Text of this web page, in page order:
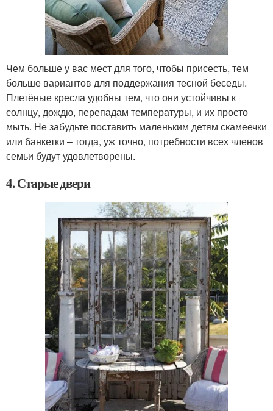
Чем больше у вас мест для того, чтобы присесть, тем
больше вариантов для поддержания тесной беседы.
Плетёные кресла удобны тем, что они устойчивы к
солнцу, дождю, перепадам температуры, и их просто
мыть. Не забудьте поставить маленьким детям скамеечки
или банкетки – тогда, уж точно, потребности всех членов
семьи будут удовлетворены.
4. Старые двери